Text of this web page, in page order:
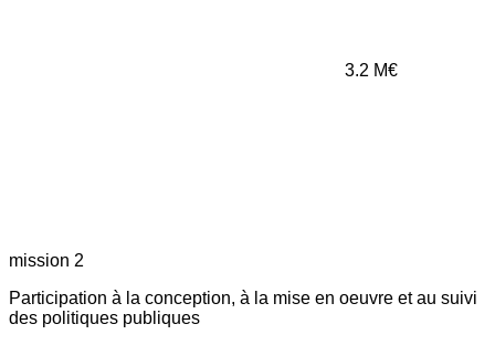
3.2 M€
mission 2
Participation à la conception, à la mise en oeuvre et au suivi
des politiques publiques